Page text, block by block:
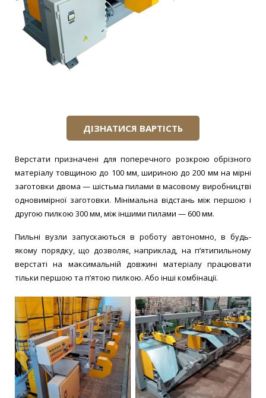
Конвеєри та Транспортери
ДІЗНАТИСЯ ВАРТІСТЬ
Верстати призначені для поперечного розкрою обрізного
матеріалу товщиною до 100 мм, шириною до 200 мм на мірні
заготовки двома — шістьма пилами в масовому виробництві
одновимірної заготовки. Мінімальна відстань між першою і
другою пилкою 300 мм, між іншими пилами — 600 мм.
Пильні вузли запускаються в роботу автономно, в будь-
якому порядку, що дозволяє, наприклад, на п’ятипильному
верстаті на максимальній довжині матеріалу працювати
тільки першою та п’ятою пилкою. Або інші комбінації.